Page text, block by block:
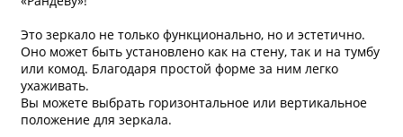
Это зеркало не только функционально, но и эстетично.
Оно может быть установлено как на стену, так и на тумбу
или комод. Благодаря простой форме за ним легко
ухаживать.
Вы можете выбрать горизонтальное или вертикальное
положение для зеркала.